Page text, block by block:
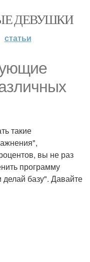
ДЕВУШКИ
статьи
такие
вы не раз
программу
делай базу". Давайте